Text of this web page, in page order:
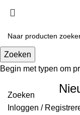
Zoeken
Inloggen /
Zoeken
Begin met typen om